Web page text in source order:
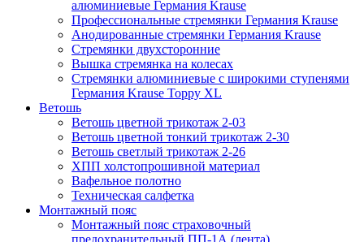
алюминиевые Германия Krause
Профессиональные стремянки Германия Krause
Анодированные стремянки Германия Krause
Стремянки двухсторонние
Вышка стремянка на колесах
Стремянки алюминиевые c широкими ступенями
Германия Krause Toppy XL
Ветошь
Ветошь цветной трикотаж 2-03
Ветошь цветной тонкий трикотаж 2-30
Ветошь светлый трикотаж 2-26
ХПП холстопрошивной материал
Вафельное полотно
Техническая салфетка
Монтажный пояс
Монтажный пояс страховочный
предохранительный ПП-1А (лента)